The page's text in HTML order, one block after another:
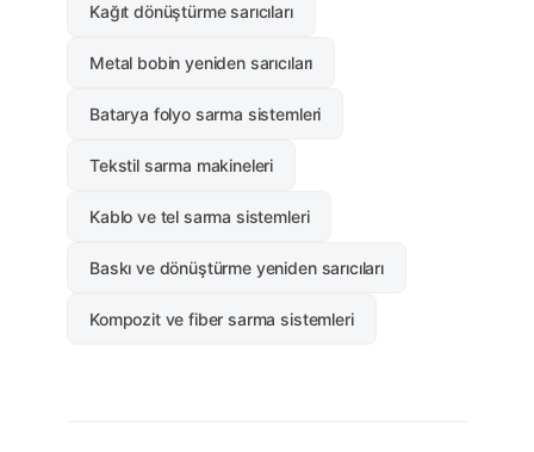
Kağıt dönüştürme sarıcıları
Metal bobin yeniden sarıcıları
Batarya folyo sarma sistemleri
Tekstil sarma makineleri
Kablo ve tel sarma sistemleri
Baskı ve dönüştürme yeniden sarıcıları
Kompozit ve fiber sarma sistemleri